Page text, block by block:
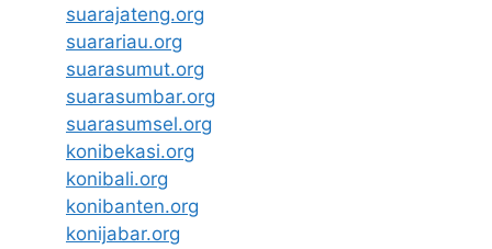
suarajateng.org
suarariau.org
suarasumut.org
suarasumbar.org
suarasumsel.org
konibekasi.org
konibali.org
konibanten.org
konijabar.org